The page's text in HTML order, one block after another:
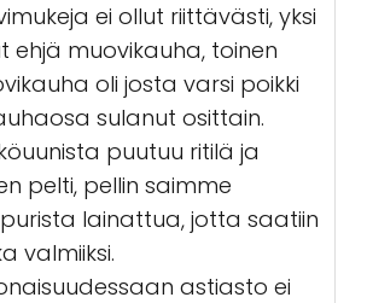
ei ollut riittävästi, yksi
ehjä muovikauha, toinen
oli josta varsi poikki
sulanut osittain.
puutuu ritilä ja
pelti, pellin saimme
lainattua, jotta saatiin
valmiiksi.
astiasto ei